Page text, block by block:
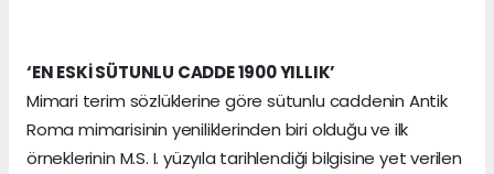
‘EN ESKİ SÜTUNLU CADDE 1900 YILLIK’
Mimari terim sözlüklerine göre sütunlu caddenin Antik
Roma mimarisinin yeniliklerinden biri olduğu ve ilk
örneklerinin M.S. I. yüzyıla tarihlendiği bilgisine yet verilen